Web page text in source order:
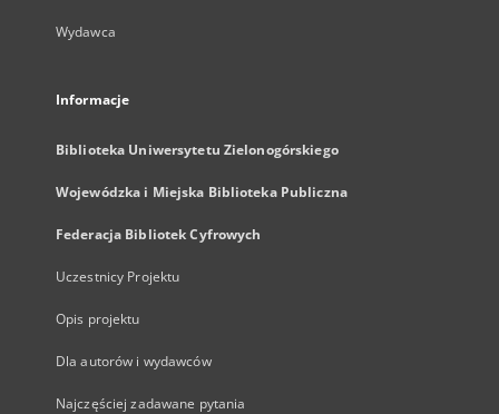
Wydawca
Informacje
Biblioteka Uniwersytetu Zielonogórskiego
Wojewódzka i Miejska Biblioteka Publiczna
Federacja Bibliotek Cyfrowych
Uczestnicy Projektu
Opis projektu
Dla autorów i wydawców
Najczęściej zadawane pytania